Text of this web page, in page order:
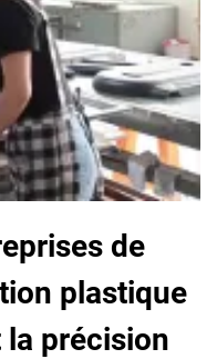
de
plastique
précision